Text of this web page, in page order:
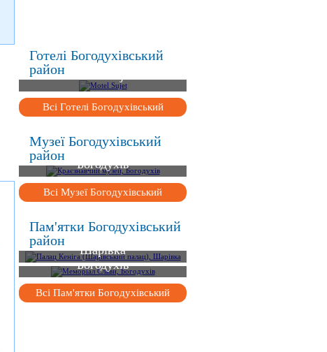
Готелі Богодухівський
район
Всі Готелі Богодухівський
Музеї Богодухівський
районКраєзнавчий музей,
Богодухів
Всі Музеї Богодухівський
Пам'ятки Богодухівський
район
Палац Кеніга
(Шарівський палац),
Шарівка
Меморіал Слави,
Богодухів
Всі Пам'ятки Богодухівський